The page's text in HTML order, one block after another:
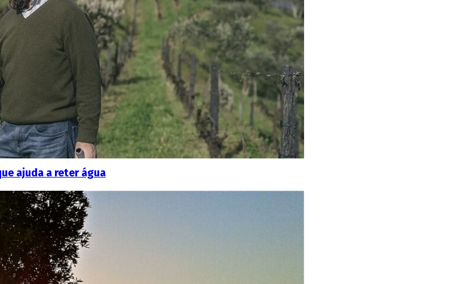
ajuda a reter água